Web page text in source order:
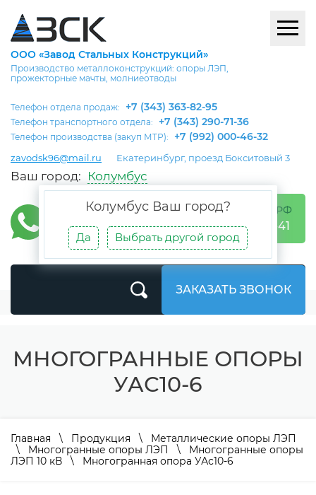
ООО «Завод Стальных Конструкций»
Производство металлоконструкций: опоры ЛЭП,
прожекторные мачты, молниеотводы
Телефон отдела продаж: +7 (343) 363-82-95
Телефон транспортного отдела: +7 (343) 290-71-36
Телефон производства (закуп МТР): +7 (992) 000-46-32
zavodsk96@mail.ru Екатеринбург, проезд Бокситовый 3
Ваш город: Колумбус
Колумбус Ваш город?
Да Выбрать другой город
БЕСПЛАТНО ПО РФ
8 (800) 302-05-41
ЗАКАЗАТЬ ЗВОНОК
МНОГОГРАННЫЕ ОПОРЫ
УАС10-6
Главная \ Продукция \ Металлические опоры ЛЭП
\ Многогранные опоры ЛЭП \ Многогранные опоры
ЛЭП 10 кВ \ Многогранная опора УАс10-6